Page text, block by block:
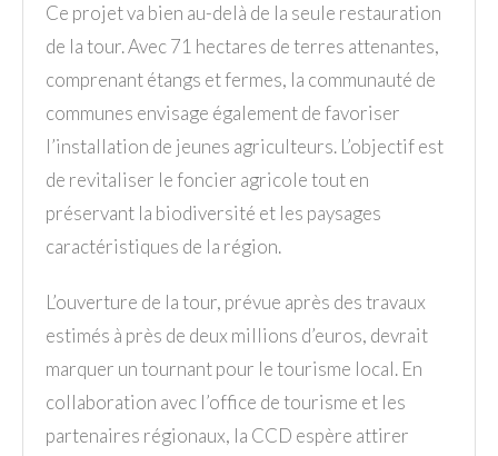
Ce projet va bien au-delà de la seule restauration
de la tour. Avec 71 hectares de terres attenantes,
comprenant étangs et fermes, la communauté de
communes envisage également de favoriser
l’installation de jeunes agriculteurs. L’objectif est
de revitaliser le foncier agricole tout en
préservant la biodiversité et les paysages
caractéristiques de la région.
L’ouverture de la tour, prévue après des travaux
estimés à près de deux millions d’euros, devrait
marquer un tournant pour le tourisme local. En
collaboration avec l’office de tourisme et les
partenaires régionaux, la CCD espère attirer